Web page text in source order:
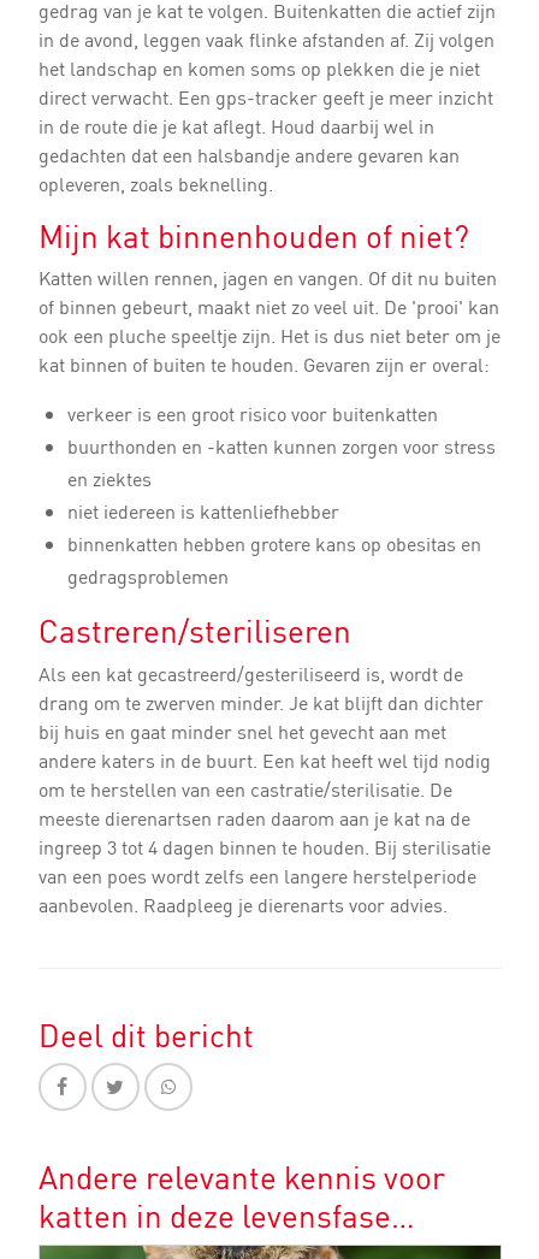
gedrag van je kat te volgen. Buitenkatten die actief zijn
in de avond, leggen vaak flinke afstanden af. Zij volgen
het landschap en komen soms op plekken die je niet
direct verwacht. Een gps-tracker geeft je meer inzicht
in de route die je kat aflegt. Houd daarbij wel in
gedachten dat een halsbandje andere gevaren kan
opleveren, zoals beknelling.
Mijn kat binnenhouden of niet?
Katten willen rennen, jagen en vangen. Of dit nu buiten
of binnen gebeurt, maakt niet zo veel uit. De 'prooi' kan
ook een pluche speeltje zijn. Het is dus niet beter om je
kat binnen of buiten te houden. Gevaren zijn er overal:
verkeer is een groot risico voor buitenkatten
buurthonden en -katten kunnen zorgen voor stress
en ziektes
niet iedereen is kattenliefhebber
binnenkatten hebben grotere kans op obesitas en
gedragsproblemen
Castreren/steriliseren
Als een kat gecastreerd/gesteriliseerd is, wordt de
drang om te zwerven minder. Je kat blijft dan dichter
bij huis en gaat minder snel het gevecht aan met
andere katers in de buurt. Een kat heeft wel tijd nodig
om te herstellen van een castratie/sterilisatie. De
meeste dierenartsen raden daarom aan je kat na de
ingreep 3 tot 4 dagen binnen te houden. Bij sterilisatie
van een poes wordt zelfs een langere herstelperiode
aanbevolen. Raadpleeg je dierenarts voor advies.
Deel dit bericht
Andere relevante kennis voor
katten in deze levensfase…